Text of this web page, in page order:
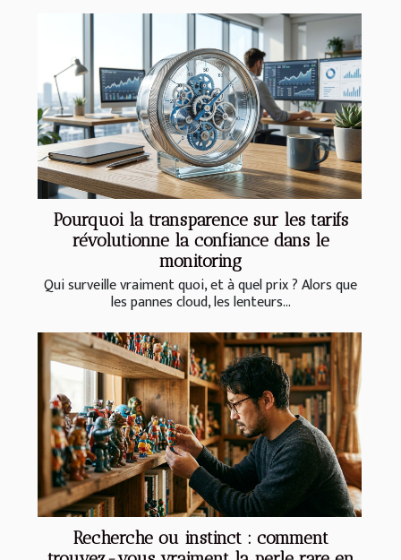
Pourquoi la transparence sur les tarifs
révolutionne la confiance dans le
monitoring
Qui surveille vraiment quoi, et à quel prix ? Alors que
les pannes cloud, les lenteurs...
Recherche ou instinct : comment